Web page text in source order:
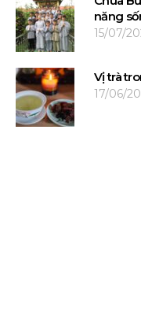
năng
15/07/
Vị trà
17/06/